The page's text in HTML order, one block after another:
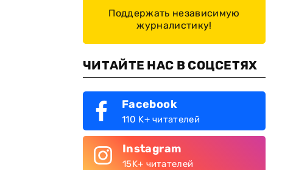
Поддержать независимую
журналистику!
ЧИТАЙТЕ НАС В СОЦСЕТЯХ
Facebook
110 K+ читателей
Instagram
15K+ читателей